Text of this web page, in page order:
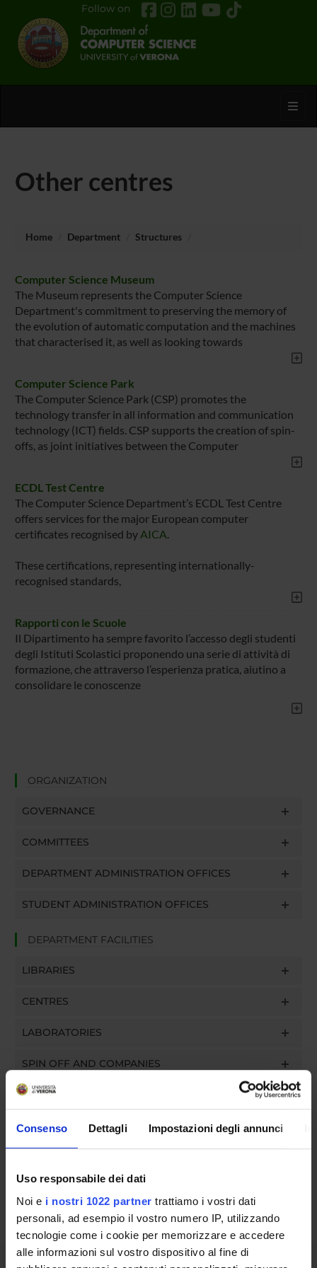
Consenso Dettagli Impostazioni degli annunci
Uso responsabile dei dati
Noi e i nostri 1022 partner trattiamo i vostri dati
personali, ad esempio il vostro numero IP, utilizzando
tecnologie come i cookie per memorizzare e accedere
alle informazioni sul vostro dispositivo al fine di
Follow on
Other centres
Home Department Structures
Computer Science Museum
The Museum represents the Computer Science
Department's commitment to preserving the memory of
the evolution of automatic computation and the machines
that characterised it, as well as looking towards
Computer Science Park
The Computer Science Park (CSP) promotes the
technology transfer in all information and communication
technology (ICT) fields. CSP supports the creation of spin-
offs, as joint initiatives between the Computer
ECDL Test Centre
The Computer Science Department’s ECDL Test Centre
offers services for the major European computer
certificates recognised by AICA.
These certifications, representing internationally-
recognised standards,
Rapporti con le Scuole
Il Dipartimento ha sempre favorito l’accesso degli studenti
degli Istituti Scolastici proponendo una serie di attività di
formazione, che attraverso l’esperienza pratica, aiutino a
consolidare le conoscenze
ORGANIZATION
GOVERNANCE
COMMITTEES
DEPARTMENT ADMINISTRATION OFFICES
STUDENT ADMINISTRATION OFFICES
DEPARTMENT FACILITIES
LIBRARIES
CENTRES
LABORATORIES
SPIN OFF AND COMPANIES